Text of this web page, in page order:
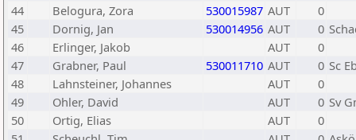
44
Belogura, Zora 530015987 AUT
0
45
Dornig, Jan 530014956 AUT 0
46
Erlinger, Jakob AUT
0
47
Grabner, Paul 530011710 AUT 0 Sc
48
Lahnsteiner, Johannes AUT
0
49
Ohler, David AUT 0 Sv
50
Ortig, Elias AUT
0